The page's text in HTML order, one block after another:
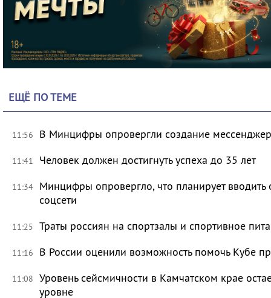
ЕЩЁ ПО ТЕМЕ
11:56 В Минцифры опровергли создание
11:41 Человек должен достигнуть успеха до 35 лет
11:34 Минцифры опровергло, что планирует вводить
соцсети
11:25 Траты россиян на спортзалы и спортивное
11:16 В России оценили возможность помочь Кубе
11:08 Уровень сейсмичности в Камчатском крае
уровне